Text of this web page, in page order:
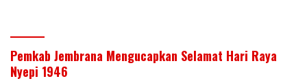
Pemkab Jembrana Mengucapkan Selamat Hari Raya
Nyepi 1946